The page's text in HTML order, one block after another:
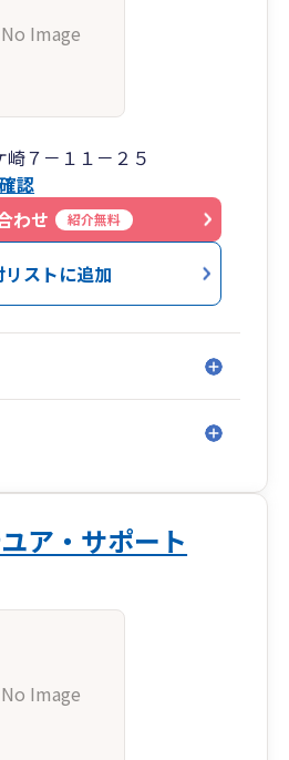
No Image
７－１１－２５
認
わせ
紹介無料
リストに追加
ア・サポート
No Image